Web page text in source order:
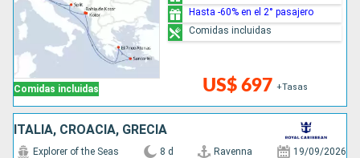
Comidas incluidas US$ 697 +Tasas
Hasta -60% en el 2° pasajero
Comidas incluidas
ITALIA, CROACIA, GRECIA
Explorer of the Seas 8 d Ravenna 19/09/2026